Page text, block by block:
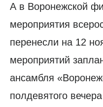
А в Воронежской
мероприятия
перенесли на 12
мероприятий
ансамбля
полдевятого